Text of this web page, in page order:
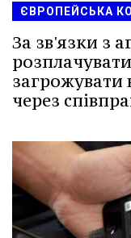
ЄВРОПЕЙСЬКА
За зв'язки з
загрожувати
через